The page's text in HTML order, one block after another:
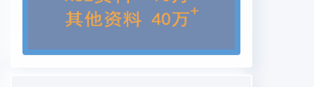
膜,400倍显微镜观察牌号的聚乙烯树脂、聚丙烯树
脂。一般来说看,分子结构接近熔点色母粒的熔点的
前提下,M值越低,树脂的分子量越高。数均分子量相